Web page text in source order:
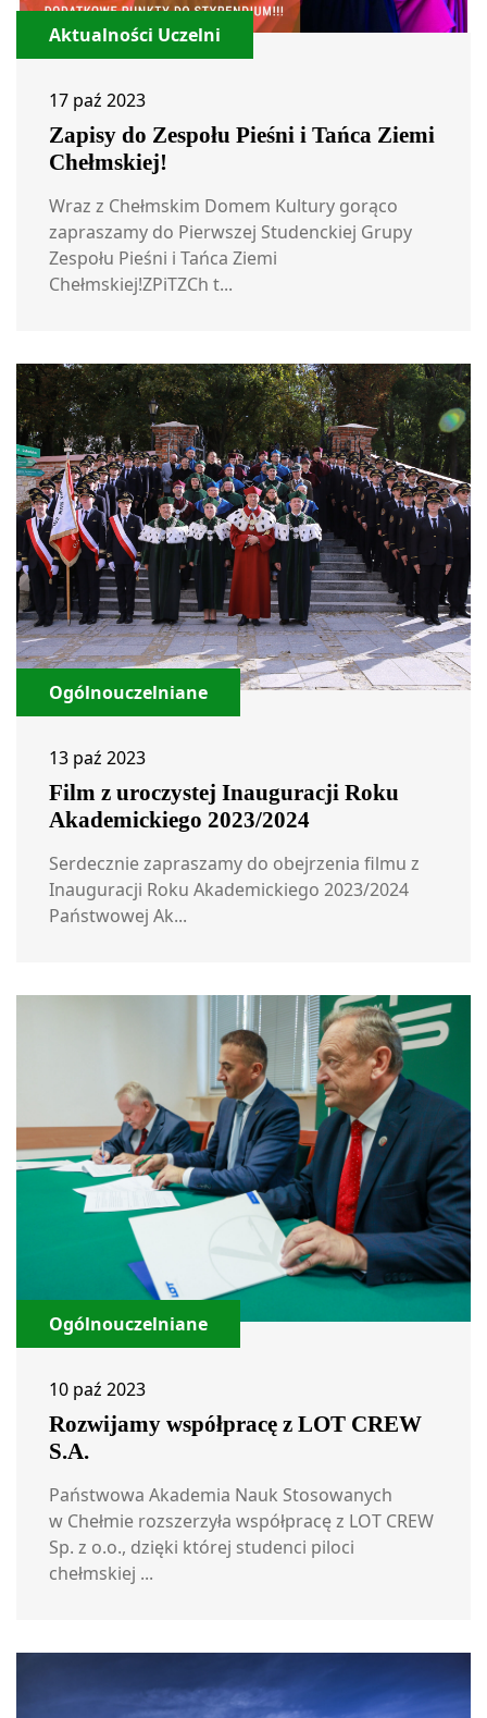
Aktualności Uczelni
17 paź 2023
Zapisy do Zespołu Pieśni i Tańca Ziemi
Chełmskiej!
Wraz z Chełmskim Domem Kultury gorąco
zapraszamy do Pierwszej Studenckiej Grupy
Zespołu Pieśni i Tańca Ziemi
Chełmskiej!ZPiTZCh t...
Ogólnouczelniane
13 paź 2023
Film z uroczystej Inauguracji Roku
Akademickiego 2023/2024
Serdecznie zapraszamy do obejrzenia filmu z
Inauguracji Roku Akademickiego 2023/2024
Państwowej Ak...
Ogólnouczelniane
10 paź 2023
Rozwijamy współpracę z LOT CREW
S.A.
Państwowa Akademia Nauk Stosowanych
w Chełmie rozszerzyła współpracę z LOT CREW
Sp. z o.o., dzięki której studenci piloci
chełmskiej ...